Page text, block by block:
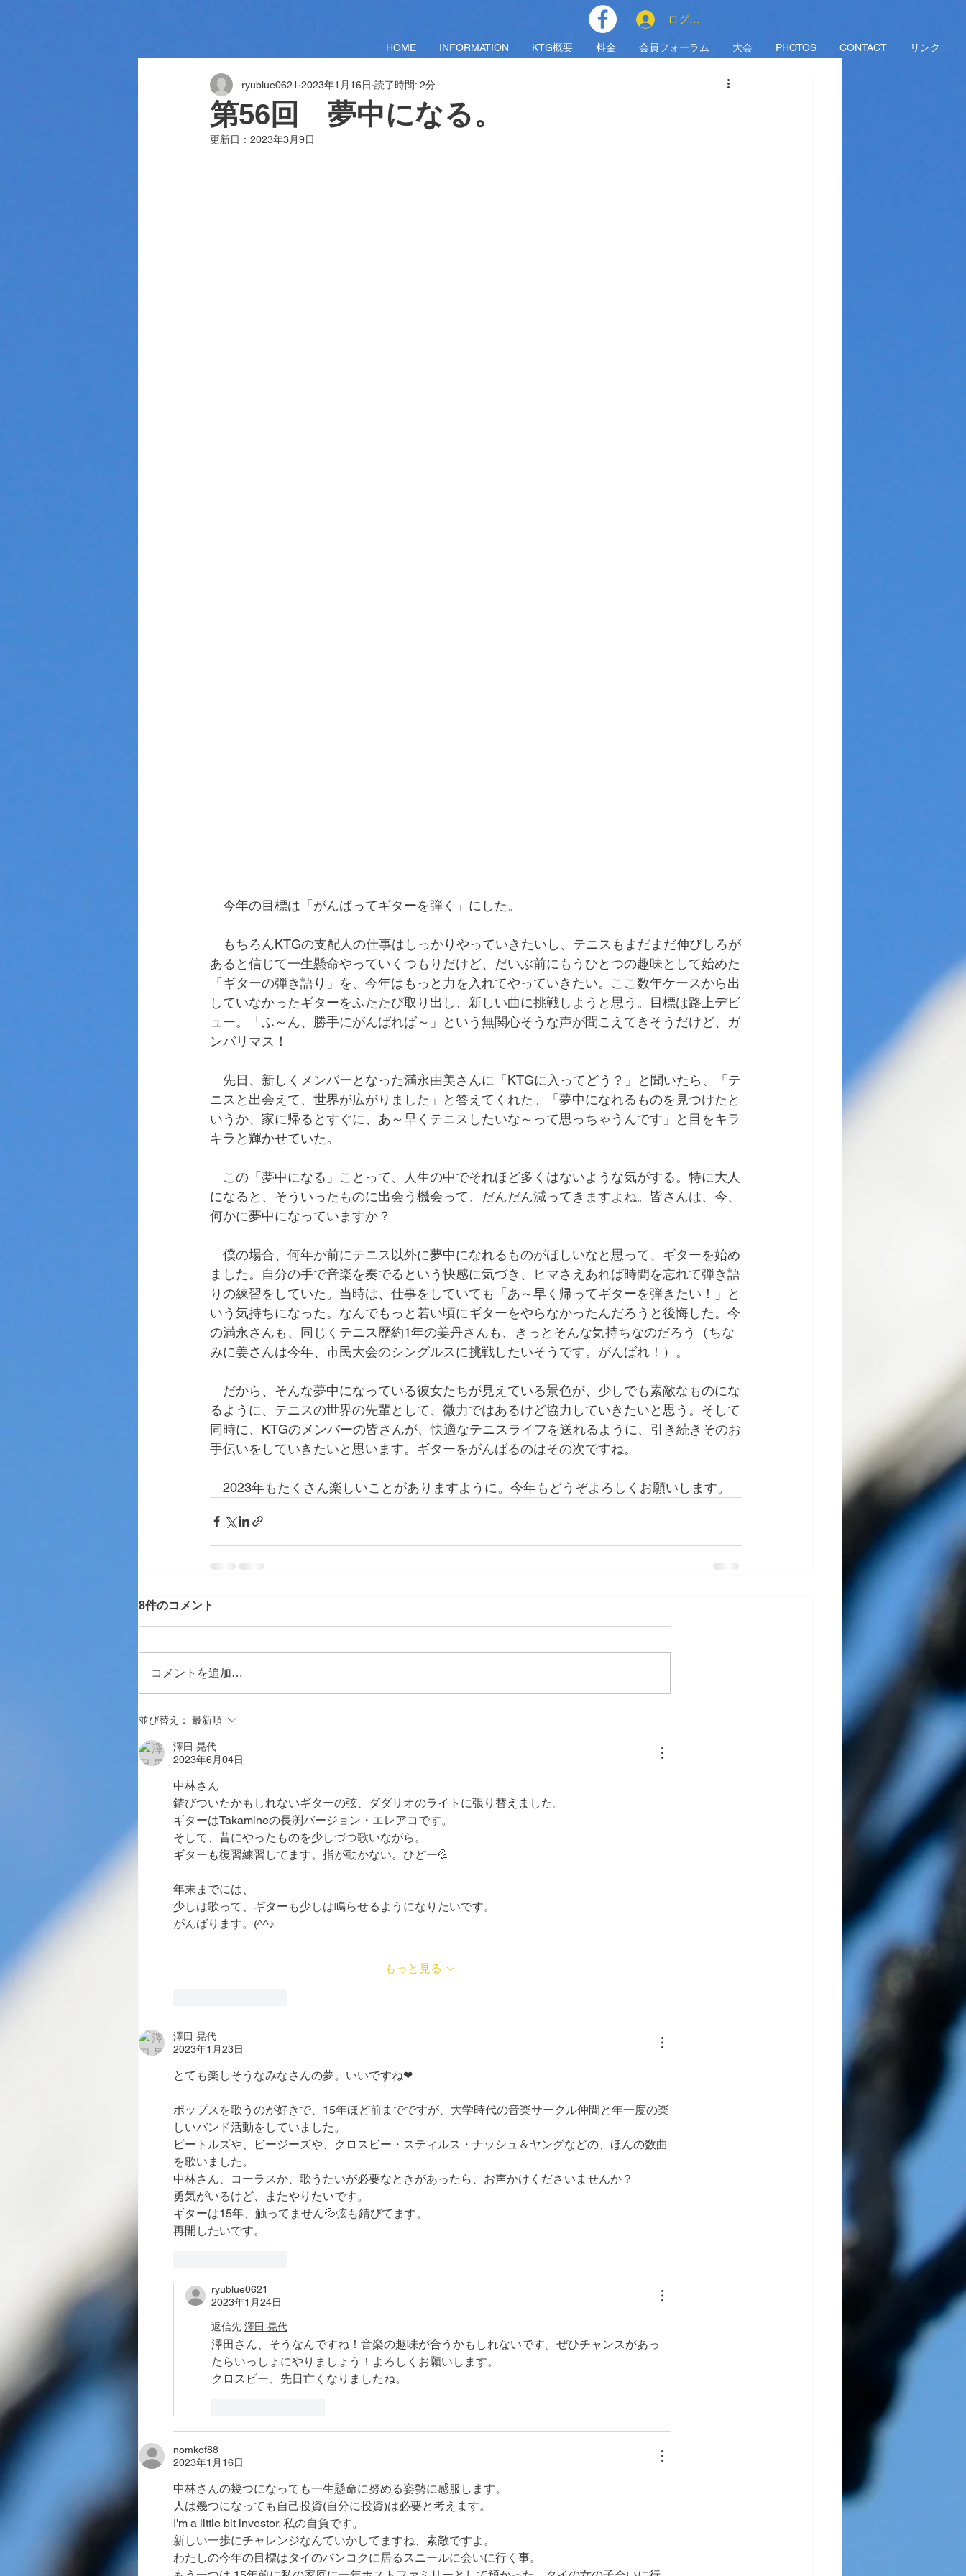
HOME INFORMATION KTG概要 料金 会員フォーラム 大会 PHOTOS CONTACT リンク
ログイン
第56回 夢中になる。
ryublue0621 2023年1月16日 読了時間: 2分
更新日： 2023年3月9日
今年の目標は「がんばってギターを弾く」にした。
もちろんKTGの支配人の仕事はしっかりやっていきたいし、テニスもまだまだ伸びしろが
あると信じて一生懸命やっていくつもりだけど、だいぶ前にもうひとつの趣味として始めた
「ギターの弾き語り」を、今年はもっと力を入れてやっていきたい。ここ数年ケースから出
していなかったギターをふたたび取り出し、新しい曲に挑戦しようと思う。目標は路上デビ
ュー。「ふ～ん、勝手にがんばれば～」という無関心そうな声が聞こえてきそうだけど、ガ
ンバリマス！
先日、新しくメンバーとなった満永由美さんに「KTGに入ってどう？」と聞いたら、「テ
ニスと出会えて、世界が広がりました」と答えてくれた。「夢中になれるものを見つけたと
いうか、家に帰るとすぐに、あ～早くテニスしたいな～って思っちゃうんです」と目をキラ
キラと輝かせていた。
この「夢中になる」ことって、人生の中でそれほど多くはないような気がする。特に大人
になると、そういったものに出会う機会って、だんだん減ってきますよね。皆さんは、今、
何かに夢中になっていますか？
僕の場合、何年か前にテニス以外に夢中になれるものがほしいなと思って、ギターを始め
ました。自分の手で音楽を奏でるという快感に気づき、ヒマさえあれば時間を忘れて弾き語
りの練習をしていた。当時は、仕事をしていても「あ～早く帰ってギターを弾きたい！」と
いう気持ちになった。なんでもっと若い頃にギターをやらなかったんだろうと後悔した。今
の満永さんも、同じくテニス歴約1年の姜丹さんも、きっとそんな気持ちなのだろう（ちな
みに姜さんは今年、市民大会のシングルスに挑戦したいそうです。がんばれ！）。
だから、そんな夢中になっている彼女たちが見えている景色が、少しでも素敵なものにな
るように、テニスの世界の先輩として、微力ではあるけど協力していきたいと思う。そして
同時に、KTGのメンバーの皆さんが、快適なテニスライフを送れるように、引き続きそのお
手伝いをしていきたいと思います。ギターをがんばるのはその次ですね。
2023年もたくさん楽しいことがありますように。今年もどうぞよろしくお願いします。
8件のコメント
コメントを追加…
並び替え： 最新順
澤田 晃代
2023年6月04日
中林さん
錆びついたかもしれないギターの弦、ダダリオのライトに張り替えました。
ギターはTakamineの長渕バージョン・エレアコです。
そして、昔にやったものを少しづつ歌いながら。
ギターも復習練習してます。指が動かない。ひどー💦
年末までには、
少しは歌って、ギターも少しは鳴らせるようになりたいです。
がんばります。(^^♪
もっと見る
澤田 晃代
2023年1月23日
とても楽しそうなみなさんの夢。いいですね❤
ポップスを歌うのが好きで、15年ほど前までですが、大学時代の音楽サークル仲間と年一度の楽
しいバンド活動をしていました。
ビートルズや、ビージーズや、クロスビー・スティルス・ナッシュ＆ヤングなどの、ほんの数曲
を歌いました。
中林さん、コーラスか、歌うたいが必要なときがあったら、お声かけくださいませんか？
勇気がいるけど、またやりたいです。
ギターは15年、触ってません💦弦も錆びてます。
再開したいです。
ryublue0621
2023年1月24日
返信先 澤田 晃代
澤田さん、そうなんですね！音楽の趣味が合うかもしれないです。ぜひチャンスがあっ
たらいっしょにやりましょう！よろしくお願いします。
クロスビー、先日亡くなりましたね。
nomkof88
2023年1月16日
中林さんの幾つになっても一生懸命に努める姿勢に感服します。
人は幾つになっても自己投資(自分に投資)は必要と考えます。
I'm a little bit investor. 私の自負です。
新しい一歩にチャレンジなんていかしてますね、素敵ですよ。
わたしの今年の目標はタイのバンコクに居るスニールに会いに行く事。